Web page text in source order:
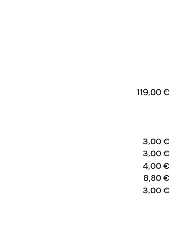
119,00 €
3,00 €
3,00 €
4,00 €
8,80 €
3,00 €